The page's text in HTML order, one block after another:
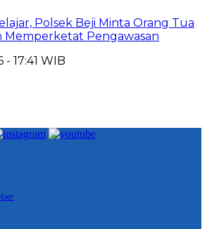
Polsek Beji Minta Orang Tua
Memperketat Pengawasan
17:41 WIB